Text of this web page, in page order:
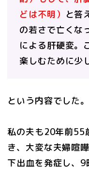
どは不明） と答
の若さで亡くな
による肝硬変。
楽しむために少
という内容でした。
私の夫も20年前55
き、大変な夫婦喧
下出血を発症し、